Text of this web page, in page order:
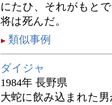
にたひ、それがもと
将は死んだ。
類似事例
ダイジャ
1984年 長野県
大蛇に飲み込まれた